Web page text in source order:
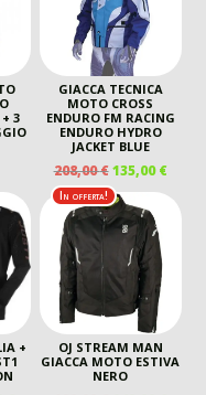
3
GIACCA TECNICA
MOTO CROSS
ENDURO FM RACING
ENDURO HYDRO
JACKET BLUE
208,00€ IL
PREZZO
ORIGINALE
ERA:
208,00 €.
135,00€IL
+
In offerta!
OJ STREAM MAN
GIACCA MOTO ESTIVA
NERO